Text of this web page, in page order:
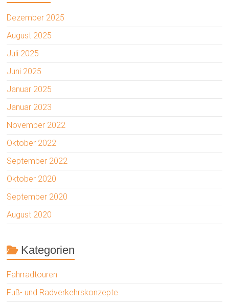
Dezember 2025
August 2025
Juli 2025
Juni 2025
Januar 2025
Januar 2023
November 2022
Oktober 2022
September 2022
Oktober 2020
September 2020
August 2020
Kategorien
Fahrradtouren
Fuß- und Radverkehrskonzepte